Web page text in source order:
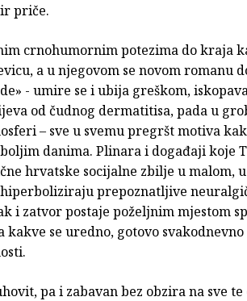
priče.
crnohumornim potezima do kraja
a u njegovom se novom romanu
- umire se i ubija greškom,
od čudnog dermatitisa, pada u
– sve u svemu pregršt motiva
danima. Plinara i događaji koje
hrvatske socijalne zbilje u malom,
prepoznatljive
i zatvor postaje poželjnim mjestom
kakve se uredno, gotovo
pa i zabavan bez obzira na sve